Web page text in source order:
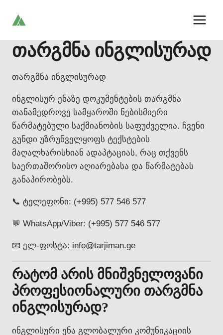
თარგმნა ინგლისურად
თარგმნა ინგლისურად
ინგლისურ ენაზე დოკუმენტების თარგმნა
თანამედროვე სამყაროში ნებისმიერი
წარმატებული საქმიანობის საფუძველია. ჩვენი
გუნდი უზრუნველყოფს ტექსტების
მაღალხარისხიან ადაპტაციას, რაც თქვენს
საერთაშორისო აღიარებასა და წარმატებას
განაპირობებს.
📞 ტელეფონი: (+995) 577 546 577
💬 WhatsApp/Viber: (+995) 577 546 577
📧 ელ-ფოსტა: info@tarjiman.ge
რატომ არის მნიშვნელოვანი
პროფესიონალური თარგმნა
ინგლისურად?
ინგლისური ენა გლობალური კომუნიკაციის